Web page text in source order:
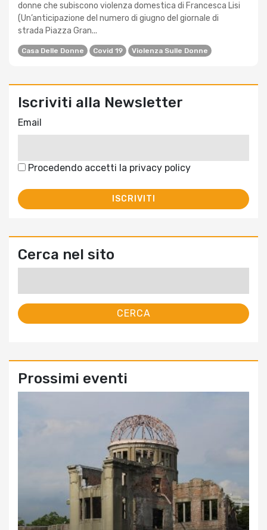
donne che subiscono violenza domestica di Francesca Lisi
(Un’anticipazione del numero di giugno del giornale di
strada Piazza Gran...
Casa Delle Donne Covid 19 Violenza Sulle Donne
Iscriviti alla Newsletter
Email
Procedendo accetti la privacy policy
Cerca nel sito
Prossimi eventi